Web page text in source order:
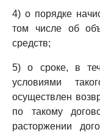
4) о порядке
том числе об
средств;
5) о сроке, в
условиями
осуществлен
по такому
расторжении